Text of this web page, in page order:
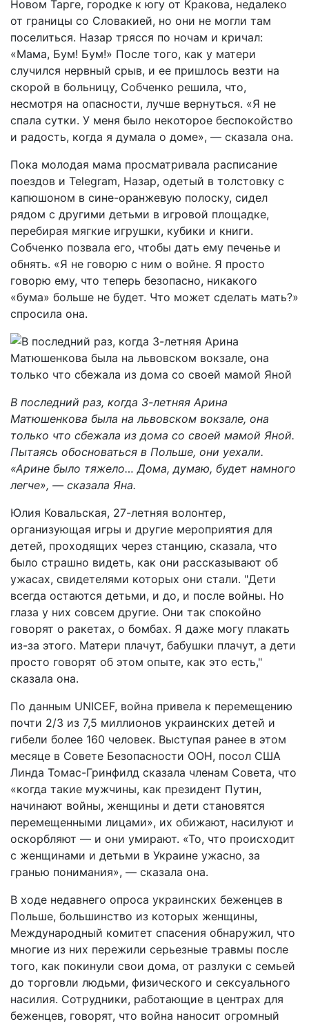
Новом Тарге, городке к югу от Кракова, недалеко
от границы со Словакией, но они не могли там
поселиться. Назар трясся по ночам и кричал:
«Мама, Бум! Бум!» После того, как у матери
случился нервный срыв, и ее пришлось везти на
скорой в больницу, Собченко решила, что,
несмотря на опасности, лучше вернуться. «Я не
спала сутки. У меня было некоторое беспокойство
и радость, когда я думала о доме», — сказала она.
Пока молодая мама просматривала расписание
поездов и Telegram, Назар, одетый в толстовку с
капюшоном в сине-оранжевую полоску, сидел
рядом с другими детьми в игровой площадке,
перебирая мягкие игрушки, кубики и книги.
Собченко позвала его, чтобы дать ему печенье и
обнять. «Я не говорю с ним о войне. Я просто
говорю ему, что теперь безопасно, никакого
«бума» больше не будет. Что может сделать мать?»
спросила она.
В последний раз, когда 3-летняя Арина
Матюшенкова была на львовском вокзале, она
только что сбежала из дома со своей мамой Яной.
Пытаясь обосноваться в Польше, они уехали.
«Арине было тяжело… Дома, думаю, будет намного
легче», — сказала Яна.
Юлия Ковальская, 27-летняя волонтер,
организующая игры и другие мероприятия для
детей, проходящих через станцию, сказала, что
было страшно видеть, как они рассказывают об
ужасах, свидетелями которых они стали. "Дети
всегда остаются детьми, и до, и после войны. Но
глаза у них совсем другие. Они так спокойно
говорят о ракетах, о бомбах. Я даже могу плакать
из-за этого. Матери плачут, бабушки плачут, а дети
просто говорят об этом опыте, как это есть,"
сказала она.
По данным UNICEF, война привела к перемещению
почти 2/3 из 7,5 миллионов украинских детей и
гибели более 160 человек. Выступая ранее в этом
месяце в Совете Безопасности ООН, посол США
Линда Томас-Гринфилд сказала членам Совета, что
«когда такие мужчины, как президент Путин,
начинают войны, женщины и дети становятся
перемещенными лицами», их обижают, насилуют и
оскорбляют — и они умирают. «То, что происходит
с женщинами и детьми в Украине ужасно, за
гранью понимания», — сказала она.
В ходе недавнего опроса украинских беженцев в
Польше, большинство из которых женщины,
Международный комитет спасения обнаружил, что
многие из них пережили серьезные травмы после
того, как покинули свои дома, от разлуки с семьей
до торговли людьми, физического и сексуального
насилия. Сотрудники, работающие в центрах для
беженцев, говорят, что война наносит огромный